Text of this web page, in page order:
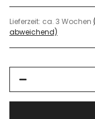
Lieferzeit: ca. 3 Wochen
abweichend)